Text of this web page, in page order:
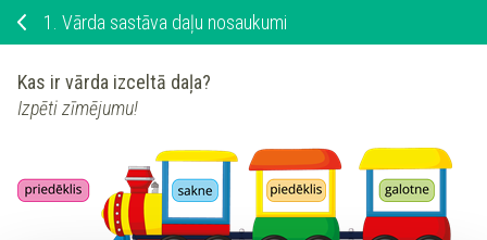
1. Vārda sastāva daļu nosaukumi
Kas ir vārda izceltā daļa?
Izpēti zīmējumu!